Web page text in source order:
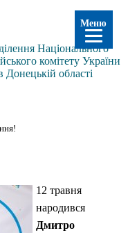
Національного
комітету України
Донецькій області
12 травня
народився
Дмитро
Меню